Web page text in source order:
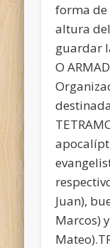
forma de
altura
guardar
O
Juan),
Marcos)